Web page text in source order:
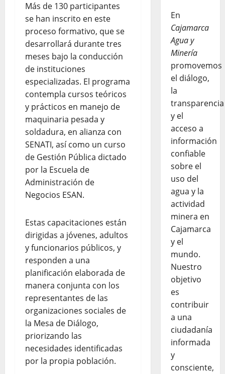
Más de 130 participantes
se han inscrito en este
proceso formativo, que se
desarrollará durante tres
meses bajo la conducción
de instituciones
especializadas. El programa
contempla cursos teóricos
y prácticos en manejo de
maquinaria pesada y
soldadura, en alianza con
SENATI, así como un curso
de Gestión Pública dictado
por la Escuela de
Administración de
Negocios ESAN.
Estas capacitaciones están
dirigidas a jóvenes, adultos
y funcionarios públicos, y
responden a una
planificación elaborada de
manera conjunta con los
representantes de las
organizaciones sociales de
la Mesa de Diálogo,
priorizando las
necesidades identificadas
por la propia población.
En
Cajamarca
Agua y
Minería
promovemos
el diálogo,
la
transparencia
y el
acceso a
información
confiable
sobre el
uso del
agua y la
actividad
minera en
Cajamarca
y el
mundo.
Nuestro
objetivo
es
contribuir
a una
ciudadanía
informada
y
consciente,